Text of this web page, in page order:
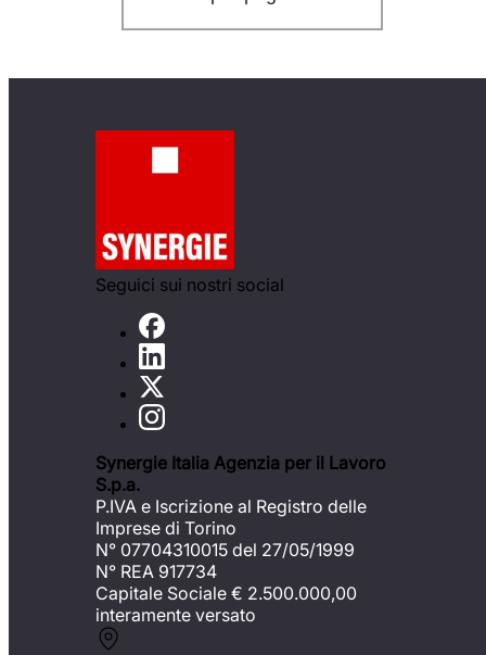
Seguici sui nostri social
Synergie Italia Agenzia per il Lavoro
S.p.a.
P.IVA e Iscrizione al Registro delle
Imprese di Torino
N° 07704310015 del 27/05/1999
N° REA 917734
Capitale Sociale € 2.500.000,00
interamente versato